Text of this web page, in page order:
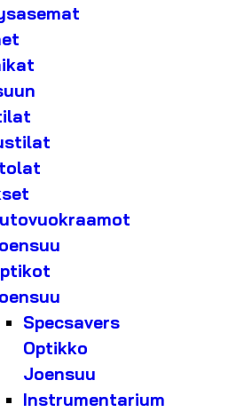
Specsavers
Optikko
Joensuu
Instrumentarium